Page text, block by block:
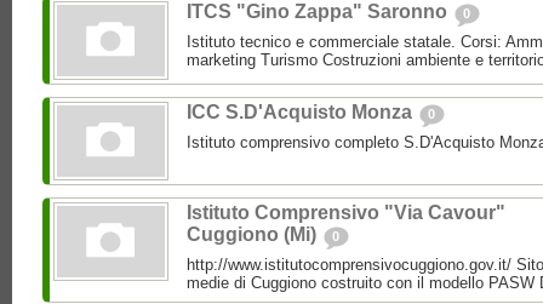
ITCS "Gino Zappa" Saronno 0
Istituto tecnico e commerciale statale. Corsi:
marketing Turismo Costruzioni ambiente e
ICC S.D'Acquisto Monza 0
Istituto comprensivo completo S.D'Acquisto
Istituto Comprensivo "Via Cavour"
Cuggiono (Mi)
0
http://www.istitutocomprensivocuggiono.gov.it/
medie di Cuggiono costruito con il modello PASW